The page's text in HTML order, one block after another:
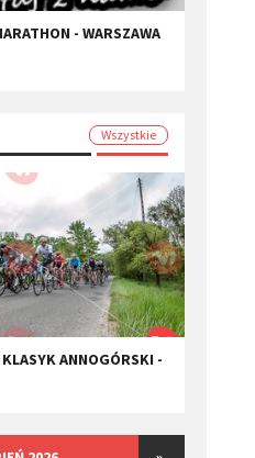
- WARSZAWA
Wszystkie
ANNOGÓRSKI -